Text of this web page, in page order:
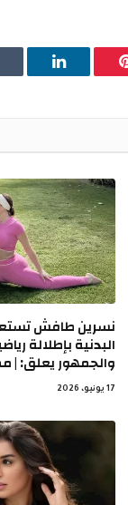
بينتيريستلينكدإن
نسرين طافش
البدنية بإطلالة
والجمهور يعلق: |
17 يونيو، 2026